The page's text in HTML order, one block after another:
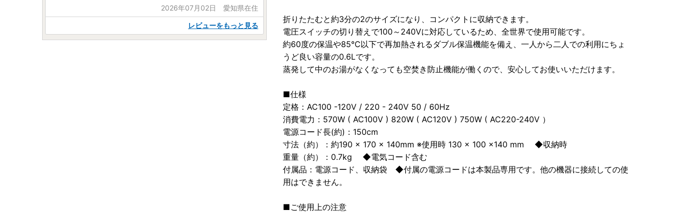
折りたたむと約3分の2のサイズになり、コンパクトに収納できます。
電圧スイッチの切り替えで100～240Vに対応しているため、全世界で使用可能です。
約60度の保温や85℃以下で再加熱されるダブル保温機能を備え、一人から二人での利用にちょ
うど良い容量の0.6Lです。
蒸発して中のお湯がなくなっても空焚き防止機能が働くので、安心してお使いいただけます。
■仕様
定格：AC100 -120V / 220 - 240V 50 / 60Hz
消費電力：570W ( AC100V ) 820W ( AC120V ) 750W ( AC220-240V ）
電源コード長(約)：150cm
寸法（約）：約190 × 170 × 140mm ※使用時 130 × 100 ×140 mm ◆収納時
重量（約）：0.7kg ◆電気コード含む
付属品：電源コード、収納袋 ◆付属の電源コードは本製品専用です。他の機器に接続しての使
用はできません。
■ご使用上の注意
2026年07月02日 愛知県在住
レビューをもっと見る